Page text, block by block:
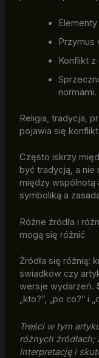
Przymus
Konflikt
normami.
Religia, tradycja,
pojawia się konflikt
Często iskrzy
być tradycją, a nie
między wspólnotą
symboliką a
Różne źródła i
mogą się różnić
Źródła się różnią:
świadków czy
wersje wydarzeń.
„kto?”, „po co?” i
Treści w tym
różnych
interpretację i